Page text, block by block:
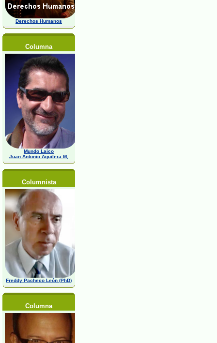
Derechos Humanos
Columna
Mundo Laico
Juan Antonio Aguilera M,
Columnista
Freddy Pacheco León (PhD)
Columna